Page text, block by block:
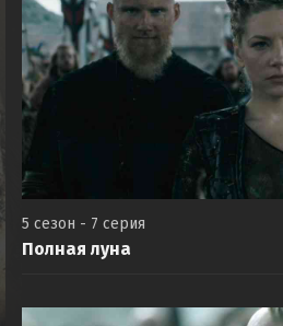
5 сезон - 7 серия
Полная луна